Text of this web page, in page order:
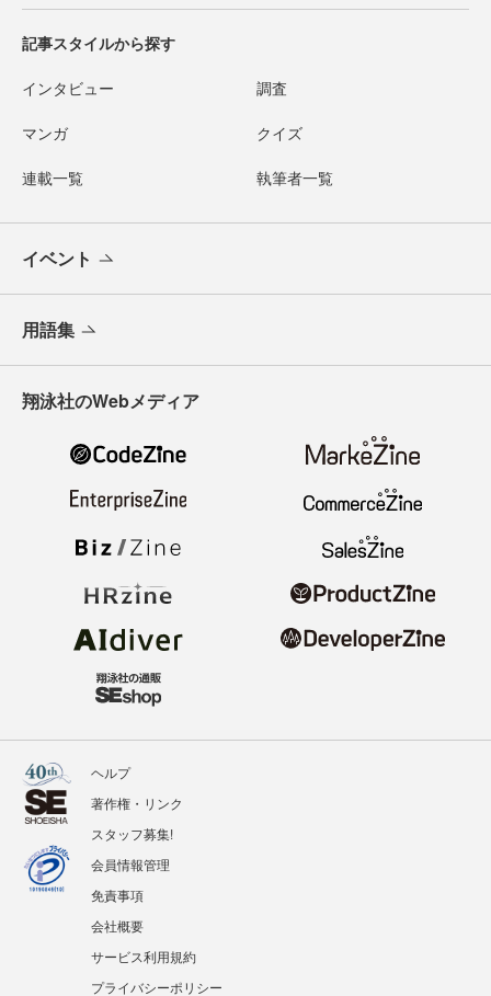
記事スタイルから探す
インタビュー 調査
マンガ クイズ
連載一覧 執筆者一覧
イベント
用語集
翔泳社のWebメディア
ヘルプ
著作権・リンク
スタッフ募集!
会員情報管理
免責事項
会社概要
サービス利用規約
プライバシーポリシー